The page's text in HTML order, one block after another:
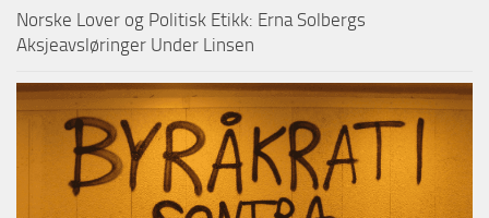
Norske Lover og Politisk Etikk: Erna Solbergs
Aksjeavsløringer Under Linsen